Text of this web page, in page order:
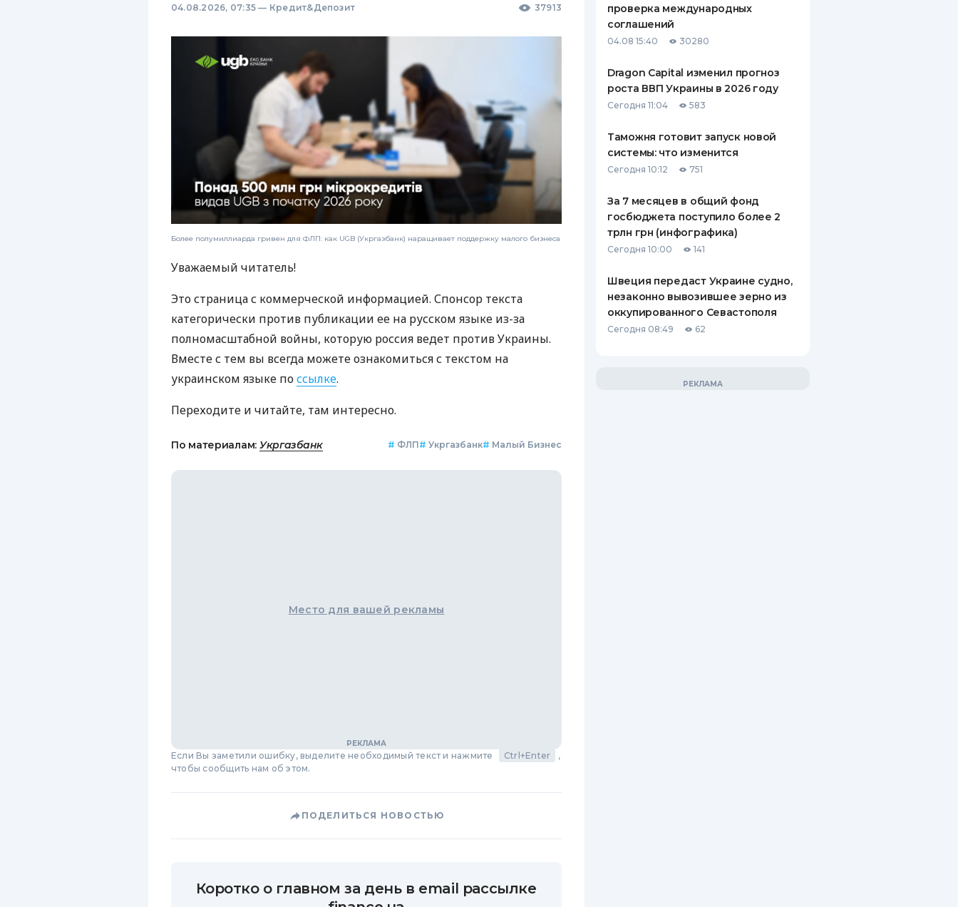
04.08.2026, 07:35 — Кредит&Депозит 37913
Более полумиллиарда гривен для ФЛП: как UGB (Укргазбанк) наращивает поддержку малого бизнеса
Уважаемый читатель!
Это страница с коммерческой информацией. Спонсор текста
категорически против публикации ее на русском языке из-за
полномасштабной войны, которую россия ведет против Украины.
Вместе с тем вы всегда можете ознакомиться с текстом на
украинском языке поссылке.
Переходите и читайте, там интересно.
По материалам: Укргазбанк # ФЛП# Укргазбанк# Малый Бизнес
Место для вашей рекламы
Если Вы заметили ошибку, выделите необходимый текст и нажмите Ctrl+Enter
,
чтобы сообщить нам об этом.
ПОДЕЛИТЬСЯ НОВОСТЬЮ
Коротко о главном за день в email рассылке
проверка международных
соглашений
04.08 15:40 30280
Dragon Capital изменил прогноз
роста ВВП Украины в 2026 году
Сегодня 11:04 583
Таможня готовит запуск новой
системы: что изменится
Сегодня 10:12 751
За 7 месяцев в общий фонд
госбюджета поступило более 2
трлн грн (инфографика)
Сегодня 10:00 141
Швеция передаст Украине судно,
незаконно вывозившее зерно из
оккупированного Севастополя
Сегодня 08:49 62